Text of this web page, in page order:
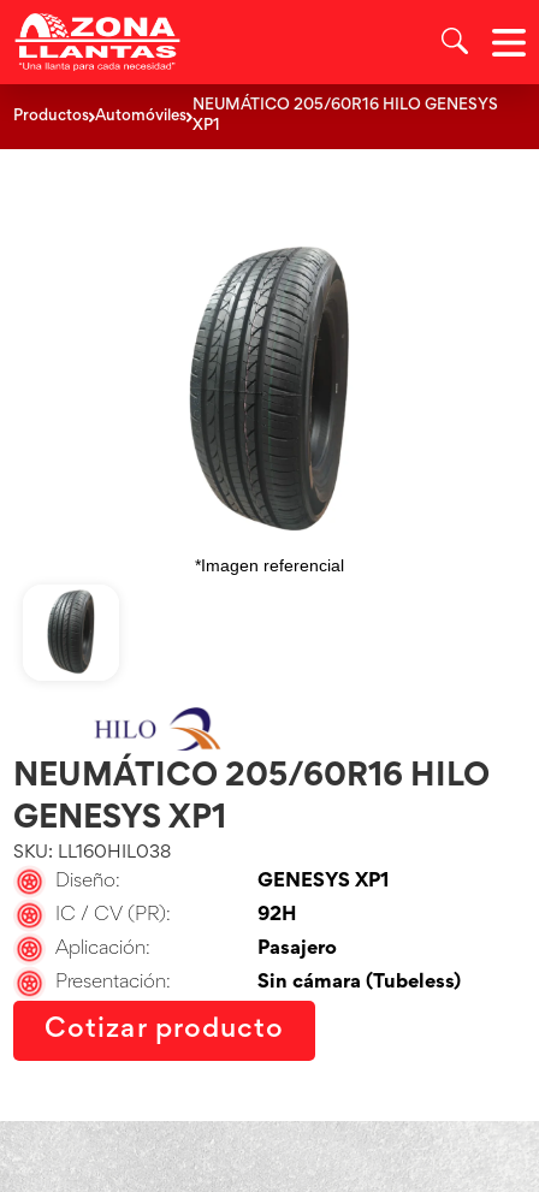
Productos Automóviles
NEUMÁTICO 205/60R16 HILO GENESYS
XP1
*Imagen referencial
NEUMÁTICO 205/60R16 HILO
GENESYS XP1
SKU: LL160HIL038
Diseño:
GENESYS XP1
IC / CV (PR):
92H
Aplicación:
Pasajero
Presentación:
Sin cámara (Tubeless)
Cotizar producto